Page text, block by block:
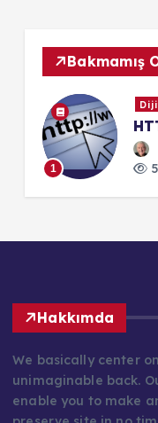
Bakmamış
1
Hakkımda
We basically center
unimaginable back.
enable you to make